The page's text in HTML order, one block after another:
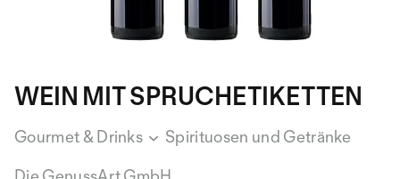
WEIN MIT SPRUCHETIKETTEN
Gourmet & Drinks
Spirituosen und Getränke